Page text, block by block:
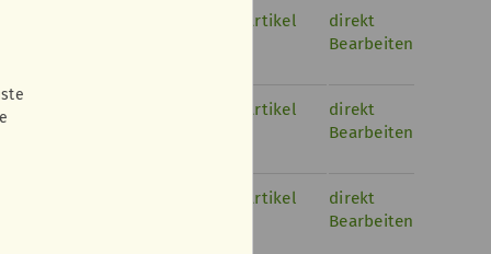
zum Artikel
direkt
Bearbeiten
zum Artikel
direkt
Bearbeiten
zum Artikel
direkt
Bearbeiten